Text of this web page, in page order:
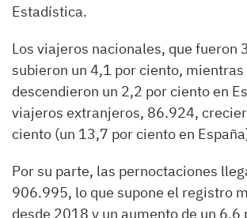
Estadística.
Los viajeros nacionales, que fueron
subieron un 4,1 por ciento, mientras
descendieron un 2,2 por ciento en
viajeros extranjeros, 86.924,
ciento (un 13,7 por ciento en
Por su parte, las pernoctaciones
906.995, lo que supone el registro
desde 2018 y un aumento de un 6,6